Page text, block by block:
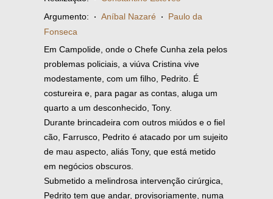
Argumento: · Aníbal Nazaré · Paulo da
Fonseca
Em Campolide, onde o Chefe Cunha zela pelos
problemas policiais, a viúva Cristina vive
modestamente, com um filho, Pedrito. É
costureira e, para pagar as contas, aluga um
quarto a um desconhecido, Tony.
Durante brincadeira com outros miúdos e o fiel
cão, Farrusco, Pedrito é atacado por um sujeito
de mau aspecto, aliás Tony, que está metido
em negócios obscuros.
Submetido a melindrosa intervenção cirúrgica,
Pedrito tem que andar, provisoriamente, numa